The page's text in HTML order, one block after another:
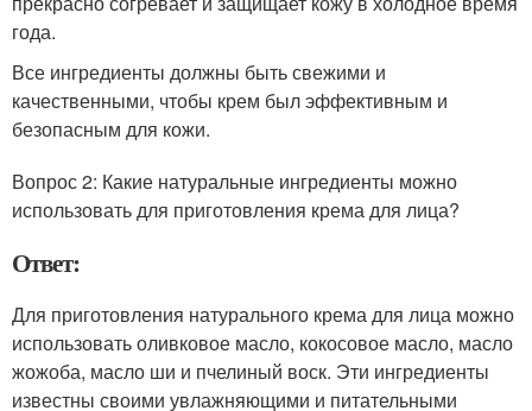
года.
Все ингредиенты должны быть свежими и
качественными, чтобы крем был эффективным и
безопасным для кожи.
Вопрос 2: Какие натуральные ингредиенты можно
использовать для приготовления крема для лица?
Ответ:
Для приготовления натурального крема для лица можно
использовать оливковое масло, кокосовое масло, масло
жожоба, масло ши и пчелиный воск. Эти ингредиенты
известны своими увлажняющими и питательными